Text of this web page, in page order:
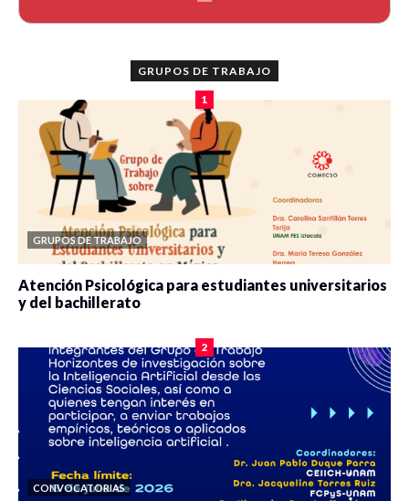
GRUPOS DE TRABAJO
1
GRUPOS DE TRABAJO
Atención Psicológica para estudiantes universitarios
y del bachillerato
2
CONVOCATORIAS